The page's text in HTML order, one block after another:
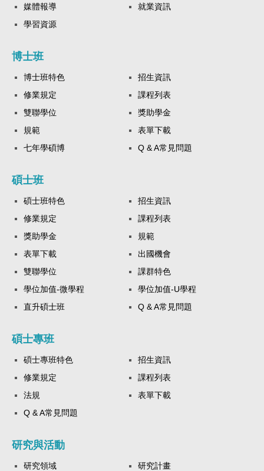
媒體報導
就業資訊
學習資源
博士班
博士班特色
招生資訊
修業規定
課程列表
雙聯學位
獎助學金
規範
表單下載
七年學碩博
Q & A常見問題
碩士班
碩士班特色
招生資訊
修業規定
課程列表
獎助學金
規範
表單下載
出國機會
雙聯學位
課群特色
學位加值-微學程
學位加值-U學程
直升碩士班
Q & A常見問題
碩士專班
碩士專班特色
招生資訊
修業規定
課程列表
法規
表單下載
Q & A常見問題
研究與活動
研究領域
研究計畫